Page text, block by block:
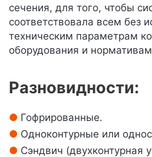
сечения, для того, чтобы
соответствовала всем без
техническим параметрам
оборудования и
Разновидности:
Гофрированные.
Одноконтурные или
Сэндвич (двухконтурная